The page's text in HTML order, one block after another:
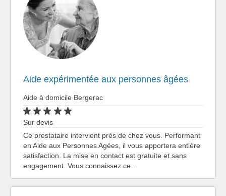
Aide expérimentée aux personnes âgées
Aide à domicile Bergerac
Sur devis
Ce prestataire intervient près de chez vous. Performant
en Aide aux Personnes Agées, il vous apportera entière
satisfaction. La mise en contact est gratuite et sans
engagement. Vous connaissez ce…